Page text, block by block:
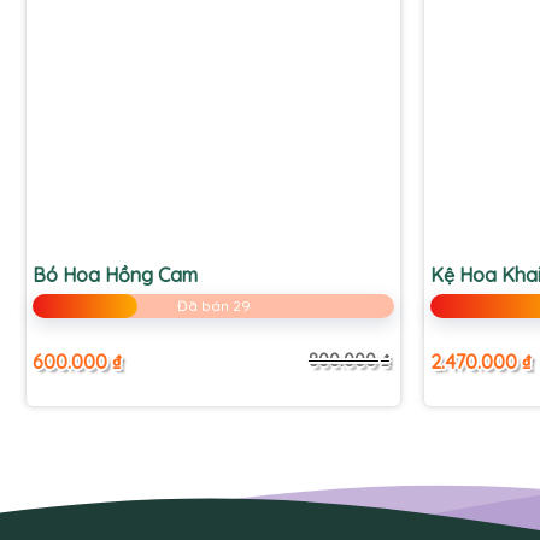
Bó Hoa Hồng Cam
Đã bán 29
800.000₫Giá
là:
600.000₫ Giá
tại
Kệ Hoa
2.470.000₫